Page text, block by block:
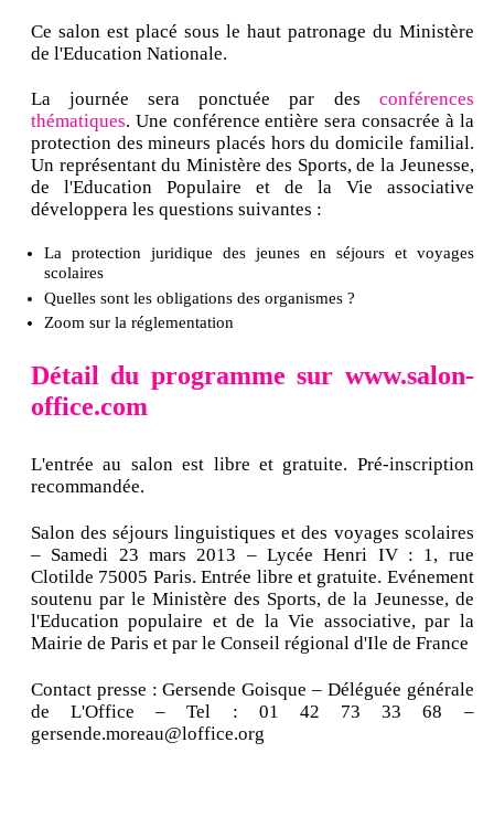
Ce salon est placé sous le haut patronage du Ministère
de l'Education Nationale.
La journée sera ponctuée par des conférences
thématiques. Une conférence entière sera consacrée à la
protection des mineurs placés hors du domicile familial.
Un représentant du Ministère des Sports, de la Jeunesse,
de l'Education Populaire et de la Vie associative
développera les questions suivantes :
La protection juridique des jeunes en séjours et voyages
scolaires
Quelles sont les obligations des organismes ?
Zoom sur la réglementation
Détail du programme sur www.salon-
office.com
L'entrée au salon est libre et gratuite. Pré-inscription
recommandée.
Salon des séjours linguistiques et des voyages scolaires
– Samedi 23 mars 2013 – Lycée Henri IV : 1, rue
Clotilde 75005 Paris. Entrée libre et gratuite. Evénement
soutenu par le Ministère des Sports, de la Jeunesse, de
l'Education populaire et de la Vie associative, par la
Mairie de Paris et par le Conseil régional d'Ile de France
Contact presse : Gersende Goisque – Déléguée générale
de L'Office – Tel : 01 42 73 33 68 –
gersende.moreau@loffice.org